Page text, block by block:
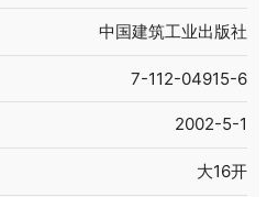
中国建筑工业出版社
7-112-04915-6
2002-5-1
大16开